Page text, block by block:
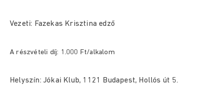
Vezeti: Fazekas Krisztina edző
A részvételi díj: 1.000 Ft/alkalom
Helyszín: Jókai Klub, 1121 Budapest, Hollós út 5.